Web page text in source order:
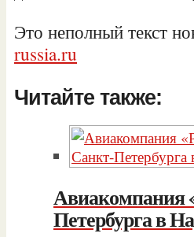
Это неполный текст
russia.ru
Читайте также:
Авиакомпания
Петербурга в